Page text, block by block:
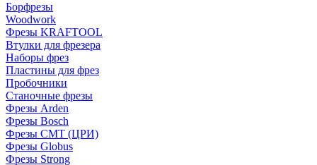
Борфрезы
Woodwork
Фрезы KRAFTOOL
Втулки для фрезера
Наборы фрез
Пластины для фрез
Пробочники
Станочные фрезы
Фрезы Arden
Фрезы Bosch
Фрезы CMT (ЦРИ)
Фрезы Globus
Фрезы Strong